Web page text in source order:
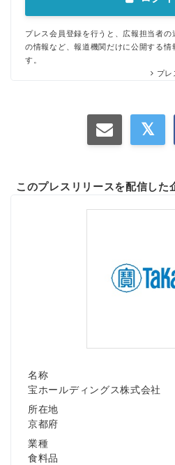
プレス会員登録を行うと、広報担当者
の情報など、報道機関だけに公開する情
す。
プレ
このプレスリリースを配信した
名称
宝ホールディングス株式会社
所在地
京都府
業種
食料品